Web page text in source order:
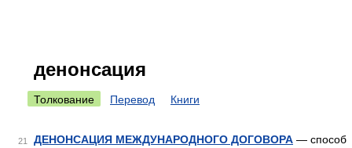
денонсация
Толкование Перевод Книги
21 ДЕНОНСАЦИЯ МЕЖДУНАРОДНОГО ДОГОВОРА — способ